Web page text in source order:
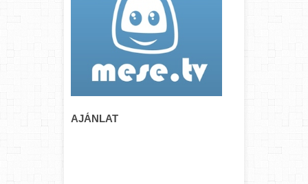
AJÁNLAT